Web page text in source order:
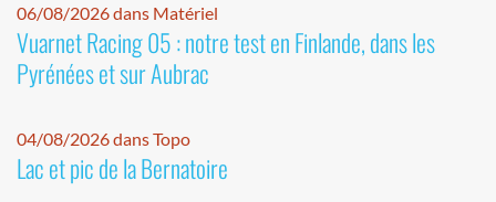
06/08/2026 dans Matériel
Vuarnet Racing 05 : notre test en Finlande, dans les
Pyrénées et sur Aubrac
04/08/2026 dans Topo
Lac et pic de la Bernatoire